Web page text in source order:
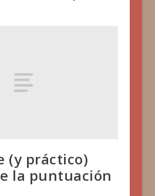
(y práctico)
la puntuación